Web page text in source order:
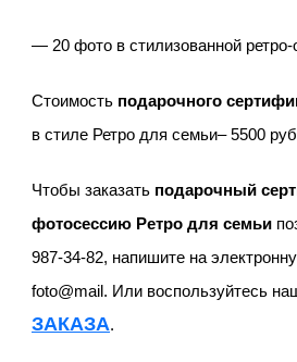
— 20 фото в стилизованной ретро-
Стоимость подарочного
в стиле Ретро для семьи– 5500
Чтобы заказать подарочный
фотосессию Ретро для семьи
987-34-82, напишите на
foto@mail. Или воспользуйтесь
ЗАКАЗА.